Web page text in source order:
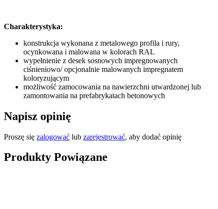
Charakterystyka:
konstrukcja wykonana z metalowego profila i rury,
ocynkowana i malowana w kolorach RAL
wypełnienie z desek sosnowych impregnowanych
ciśnieniowo/ opcjonalnie malowanych impregnatem
koloryzującym
możliwość zamocowania na nawierzchni utwardzonej lub
zamontowania na prefabrykatach betonowych
Napisz opinię
Proszę się zalogować lub zarejestrować, aby dodać opinię
Produkty Powiązane